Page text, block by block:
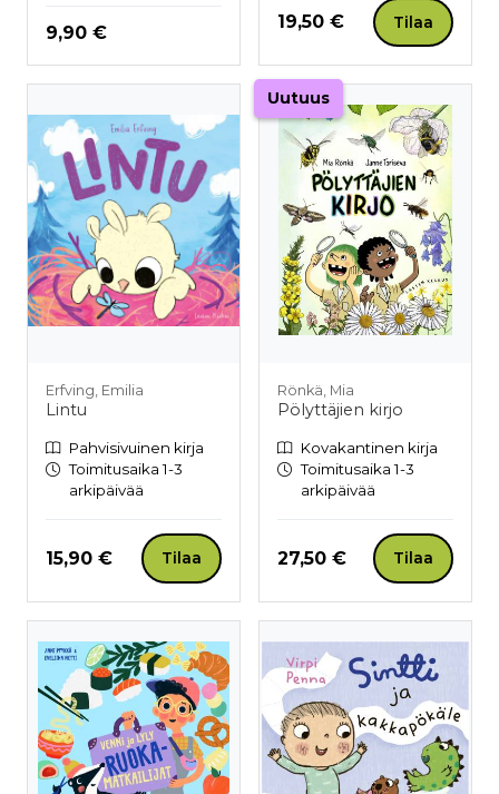
Hinta nyt
9,90 €
Hinta nyt
19,50 € Tilaa
Erfving, Emilia
Lintu
Pahvisivuinen kirja
Toimitusaika 1-3
arkipäivää
Hinta nyt
15,90 € Tilaa
Uutuus
Rönkä, Mia
Pölyttäjien kirjo
Kovakantinen kirja
Toimitusaika 1-3
arkipäivää
Hinta nyt
27,50 € Tilaa